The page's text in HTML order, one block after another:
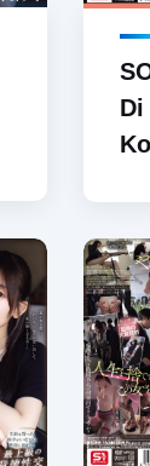
Di